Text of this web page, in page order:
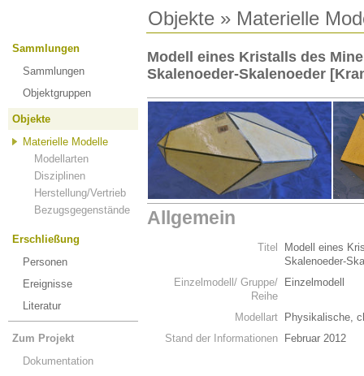
Objekte » Materielle
Sammlungen
Sammlungen
Objektgruppen
Objekte
Materielle Modelle
Modellarten
Disziplinen
Herstellung/Vertrieb
Bezugsgegenstände
Erschließung
Personen
Ereignisse
Literatur
Zum Projekt
Dokumentation
Modell eines Kristalls des
Skalenoeder-Skalenoeder
Allgemein
Titel
Modell eines
Skalenoeder-
Einzelmodell/ Gruppe/
Reihe
Einzelmodell
Modellart
Physikalische,
Stand der Informationen
Februar 2012